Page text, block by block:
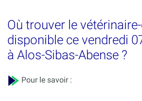
Où trouver le
disponible ce vendredi
à Alos-Sibas-Abense ?
Pour le savoir :